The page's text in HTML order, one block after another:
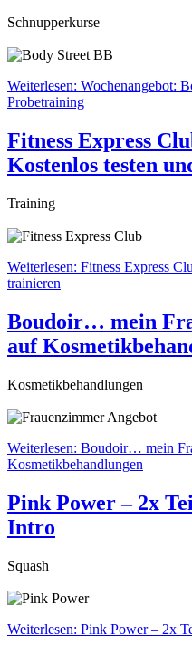
Schnupperkurse
Weiterlesen: Wochenangebot:
Probetraining
Fitness Express
Kostenlos testen
Training
Weiterlesen: Fitness Express
trainieren
Boudoir… mein
auf
Kosmetikbehandlungen
Weiterlesen: Boudoir… mein
Kosmetikbehandlungen
Pink Power – 2x
Intro
Squash
Weiterlesen: Pink Power – 2x